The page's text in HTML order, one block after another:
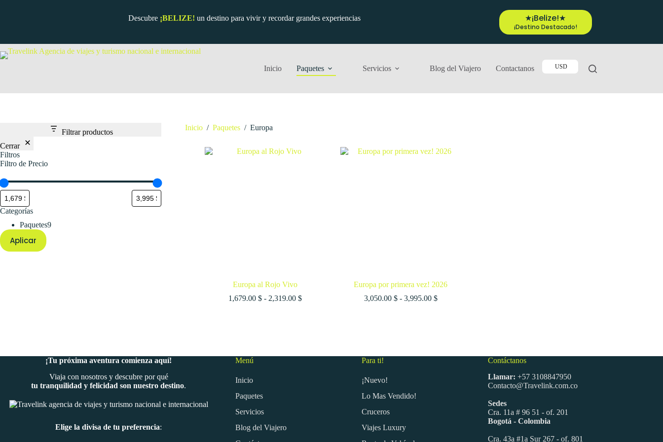
Descubre ¡BELIZE! un destino para vivir y recordar grandes experiencias ★¡Belize!★
¡Destino Destacado!
Inicio Paquetes Servicios Blog del Viajero Contactanos USD
Inicio / Paquetes / Europa
Europa al Rojo Vivo
1,679.00 $ - 2,319.00 $Rango
Europa por primera vez! 2026
3,050.00 $ - 3,995.00 $Rango
Filtrar productos
Cerrar
Filtros
Filtro de Precio
Categorías
Paquetes99
Aplicar
¡Tu próxima aventura comienza aquí!
Viaja con nosotros y descubre por qué
tu tranquilidad y felicidad son nuestro destino.
Elige la divisa de tu preferencia:
Menú
Inicio
Paquetes
Servicios
Blog del Viajero
Para ti!
¡Nuevo!
Lo Mas Vendido!
Cruceros
Viajes Luxury
Contáctanos
Llamar:+57 3108847950
Contacto@Travelink.com.co
Sedes
Cra. 11a # 96 51 - of. 201
Bogotá - Colombia
Cra. 43a #1a Sur 267 - of. 801